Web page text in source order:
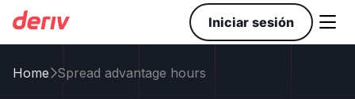
Iniciar sesión 
HomeSpread advantage hours